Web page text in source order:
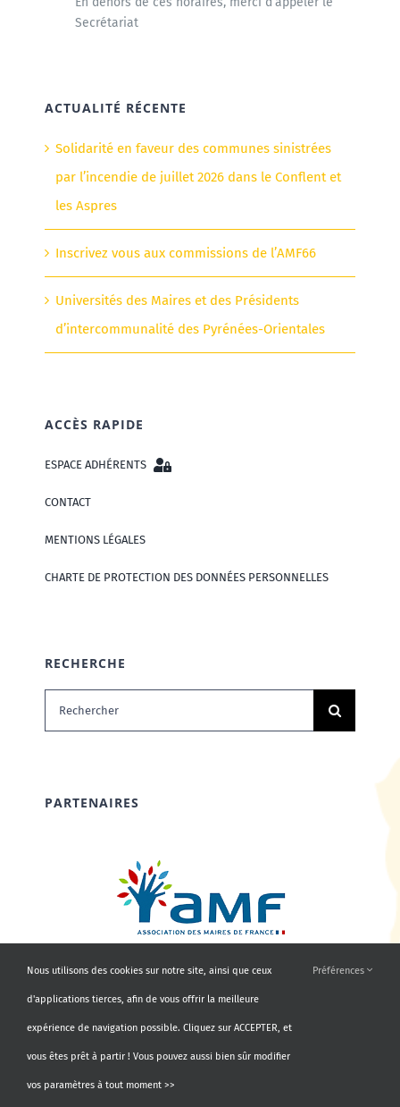
Secrétariat
ACTUALITÉ RÉCENTE
Solidarité en faveur des communes sinistrées
par l’incendie de juillet 2026 dans le Conflent et
les Aspres
Inscrivez vous aux commissions de l’AMF66
Universités des Maires et des Présidents
d’intercommunalité des Pyrénées-Orientales
ACCÈS RAPIDE
ESPACE ADHÉRENTS
CONTACT
MENTIONS LÉGALES
CHARTE DE PROTECTION DES DONNÉES PERSONNELLES
RECHERCHE
Rechercher:
PARTENAIRES
Nous utilisons des cookies sur notre site, ainsi que ceux
d'applications tierces, afin de vous offrir la meilleure
expérience de navigation possible. Cliquez sur ACCEPTER, et
vous êtes prêt à partir ! Vous pouvez aussi bien sûr modifier
vos paramètres à tout moment >>
Préférences